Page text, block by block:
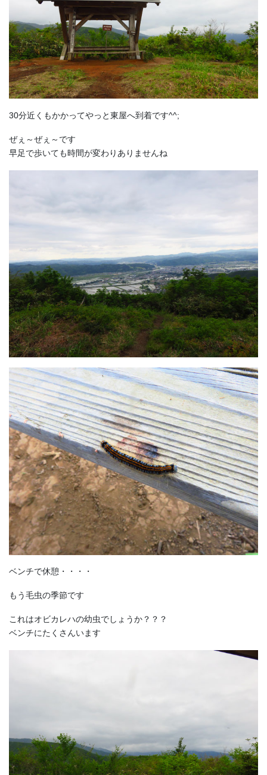
30分近くもかかってやっと東屋へ到着です^^;
ぜぇ～ぜぇ～です
早足で歩いても時間が変わりありませんね
ベンチで休憩・・・・
もう毛虫の季節です
これはオビカレハの幼虫でしょうか？？？
ベンチにたくさんいます